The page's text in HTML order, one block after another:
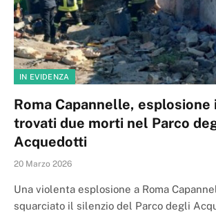
IN EVIDENZA
Roma Capannelle, esplosione
trovati due morti nel Parco
Acquedotti
20 Marzo 2026
Una violenta esplosione a Roma
squarciato il silenzio del Parco degli